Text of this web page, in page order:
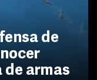
de
armas